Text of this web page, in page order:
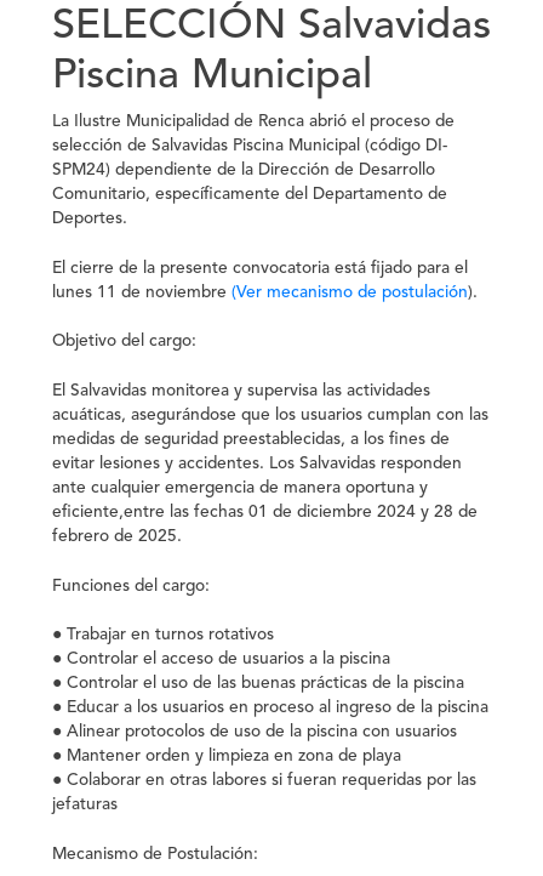
SELECCIÓN Salvavidas
Piscina Municipal
La Ilustre Municipalidad de Renca abrió el proceso de
selección de Salvavidas Piscina Municipal (código DI-
SPM24) dependiente de la Dirección de Desarrollo
Comunitario, específicamente del Departamento de
Deportes.
El cierre de la presente convocatoria está fijado para el
lunes 11 de noviembre (Ver mecanismo de postulación).
Objetivo del cargo:
El Salvavidas monitorea y supervisa las actividades
acuáticas, asegurándose que los usuarios cumplan con las
medidas de seguridad preestablecidas, a los fines de
evitar lesiones y accidentes. Los Salvavidas responden
ante cualquier emergencia de manera oportuna y
eficiente,entre las fechas 01 de diciembre 2024 y 28 de
febrero de 2025.
Funciones del cargo:
● Trabajar en turnos rotativos
● Controlar el acceso de usuarios a la piscina
● Controlar el uso de las buenas prácticas de la piscina
● Educar a los usuarios en proceso al ingreso de la piscina
● Alinear protocolos de uso de la piscina con usuarios
● Mantener orden y limpieza en zona de playa
● Colaborar en otras labores si fueran requeridas por las
jefaturas
Mecanismo de Postulación: